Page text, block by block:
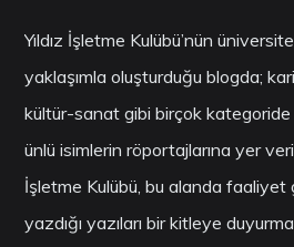
Yıldız İşletme Kulübü’nün
yaklaşımla oluşturduğu blogda;
kültür-sanat gibi birçok kategoride
ünlü isimlerin röportajlarına yer
İşletme Kulübü, bu alanda
yazdığı yazıları bir kitleye